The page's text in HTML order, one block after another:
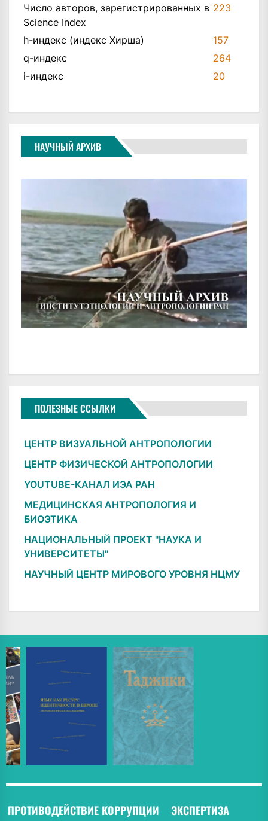
Число авторов, зарегистрированных в
Science Index
223
h-индекс (индекс Хирша)
157
q-индекс
264
i-индекс
20
НАУЧНЫЙ АРХИВ
ПОЛЕЗНЫЕ ССЫЛКИ
ЦЕНТР ВИЗУАЛЬНОЙ АНТРОПОЛОГИИ
ЦЕНТР ФИЗИЧЕСКОЙ АНТРОПОЛОГИИ
YOUTUBE-КАНАЛ ИЭА РАН
МЕДИЦИНСКАЯ АНТРОПОЛОГИЯ И
БИОЭТИКА
НАЦИОНАЛЬНЫЙ ПРОЕКТ "НАУКА И
УНИВЕРСИТЕТЫ"
НАУЧНЫЙ ЦЕНТР МИРОВОГО УРОВНЯ НЦМУ
ПРОТИВОДЕЙСТВИЕ КОРРУПЦИИ ЭКСПЕРТИЗА